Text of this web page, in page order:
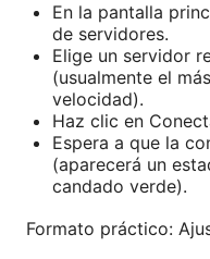
En la pantalla
de servidores.
Elige un servidor
(usualmente el
velocidad).
Haz clic en
Espera a que la
(aparecerá un
candado verde).
Formato práctico: